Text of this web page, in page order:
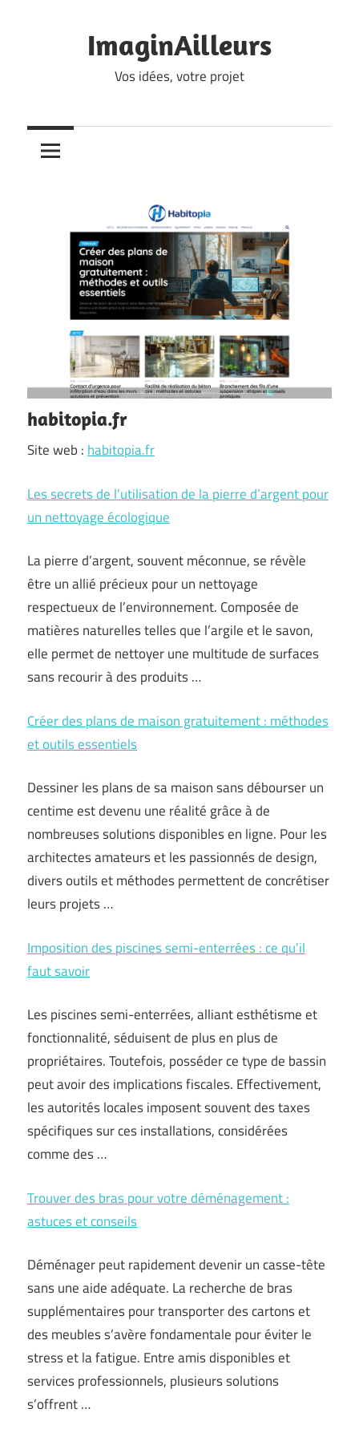
ImaginAilleurs
Vos idées, votre projet
habitopia.fr
Site web : habitopia.fr
Les secrets de l’utilisation de la pierre d’argent pour
un nettoyage écologique
La pierre d’argent, souvent méconnue, se révèle
être un allié précieux pour un nettoyage
respectueux de l’environnement. Composée de
matières naturelles telles que l’argile et le savon,
elle permet de nettoyer une multitude de surfaces
sans recourir à des produits …
Créer des plans de maison gratuitement : méthodes
et outils essentiels
Dessiner les plans de sa maison sans débourser un
centime est devenu une réalité grâce à de
nombreuses solutions disponibles en ligne. Pour les
architectes amateurs et les passionnés de design,
divers outils et méthodes permettent de concrétiser
leurs projets …
Imposition des piscines semi-enterrées : ce qu’il
faut savoir
Les piscines semi-enterrées, alliant esthétisme et
fonctionnalité, séduisent de plus en plus de
propriétaires. Toutefois, posséder ce type de bassin
peut avoir des implications fiscales. Effectivement,
les autorités locales imposent souvent des taxes
spécifiques sur ces installations, considérées
comme des …
Trouver des bras pour votre déménagement :
astuces et conseils
Déménager peut rapidement devenir un casse-tête
sans une aide adéquate. La recherche de bras
supplémentaires pour transporter des cartons et
des meubles s’avère fondamentale pour éviter le
stress et la fatigue. Entre amis disponibles et
services professionnels, plusieurs solutions
s’offrent …